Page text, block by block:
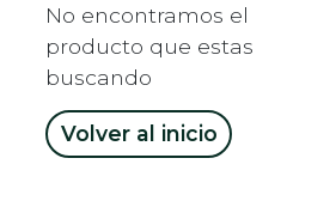
No encontramos el
producto que estas
buscando
Volver al inicio